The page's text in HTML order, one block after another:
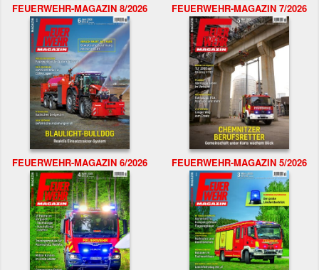
FEUERWEHR-MAGAZIN 8/2026 FEUERWEHR-MAGAZIN 7/2026
FEUERWEHR-MAGAZIN 6/2026 FEUERWEHR-MAGAZIN 5/2026